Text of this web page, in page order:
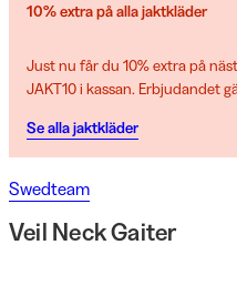
10% extra på alla jaktkläder
Just nu får du 10% extra på
JAKT10 i kassan. Erbjudandet
Se alla jaktkläder
Swedteam
Veil Neck Gaiter